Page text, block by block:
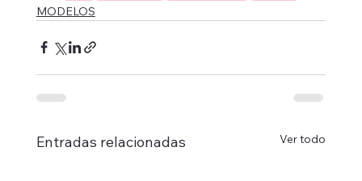
MODELOS
Entradas relacionadas Ver todo